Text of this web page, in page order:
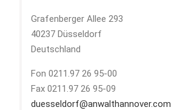
Grafenberger Allee 293
40237 Düsseldorf
Deutschland
Fon 0211.97 26 95-00
Fax 0211.97 26 95-09
duesseldorf@anwalthannover.com